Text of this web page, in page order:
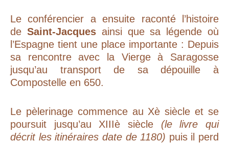
Le conférencier a ensuite raconté l’histoire
de Saint-Jacquesainsi que sa légende où
l’Espagne tient une place importante : Depuis
sa rencontre avec la Vierge à Saragosse
jusqu’au transport de sa dépouille à
Compostelle en 650.
Le pèlerinage commence au Xè siècle et se
poursuit jusqu’au XIIIè siècle (le livre qui
décrit les itinéraires date de 1180) puis il perd